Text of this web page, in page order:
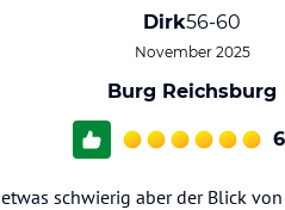
Dirk56-60
November 2025
Burg Reichsburg
6
schwierig aber der Blick